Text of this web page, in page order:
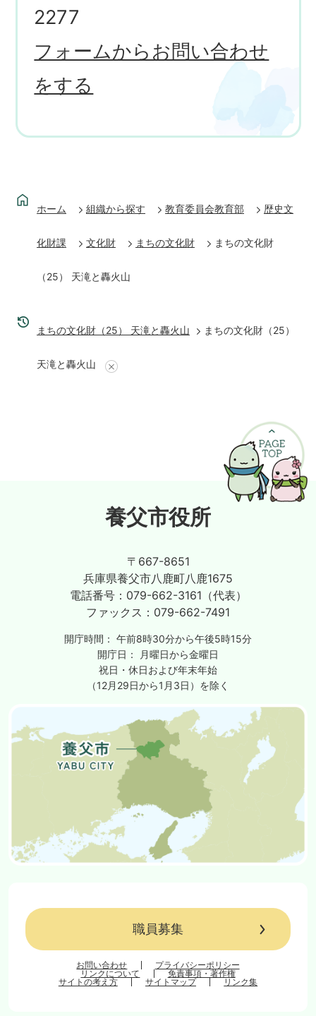
2277
フォームからお問い合わせ
をする
ホーム 組織から探す 教育委員会教育部 歴史文
化財課 文化財 まちの文化財 まちの文化財
（25） 天滝と轟火山
まちの文化財（25） 天滝と轟火山 まちの文化財（25）
天滝と轟火山
養父市役所
〒667-8651
兵庫県養父市八鹿町八鹿1675
電話番号： 079-662-3161（代表）
ファックス： 079-662-7491
開庁時間： 午前8時30分から午後5時15分
開庁日：
月曜日から金曜日
祝日・休日および年末年始
（12月29日から1月3日）を除く
職員募集
お問い合わせ
プライバシーポリシー
リンクについて
免責事項・著作権
サイトの考え方
サイトマップ リンク集